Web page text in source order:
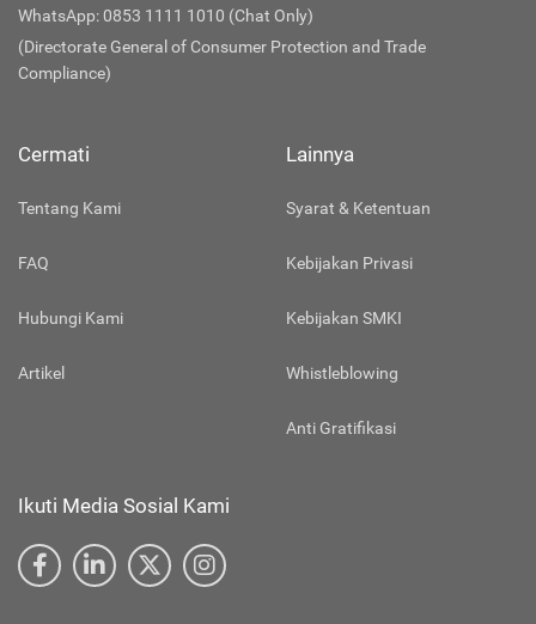
WhatsApp: 0853 1111 1010 (Chat Only)
(Directorate General of Consumer Protection and Trade
Compliance)
Cermati
Tentang Kami
FAQ
Hubungi Kami
Artikel
Lainnya
Syarat & Ketentuan
Kebijakan Privasi
Kebijakan SMKI
Whistleblowing
Anti Gratifikasi
Ikuti Media Sosial Kami